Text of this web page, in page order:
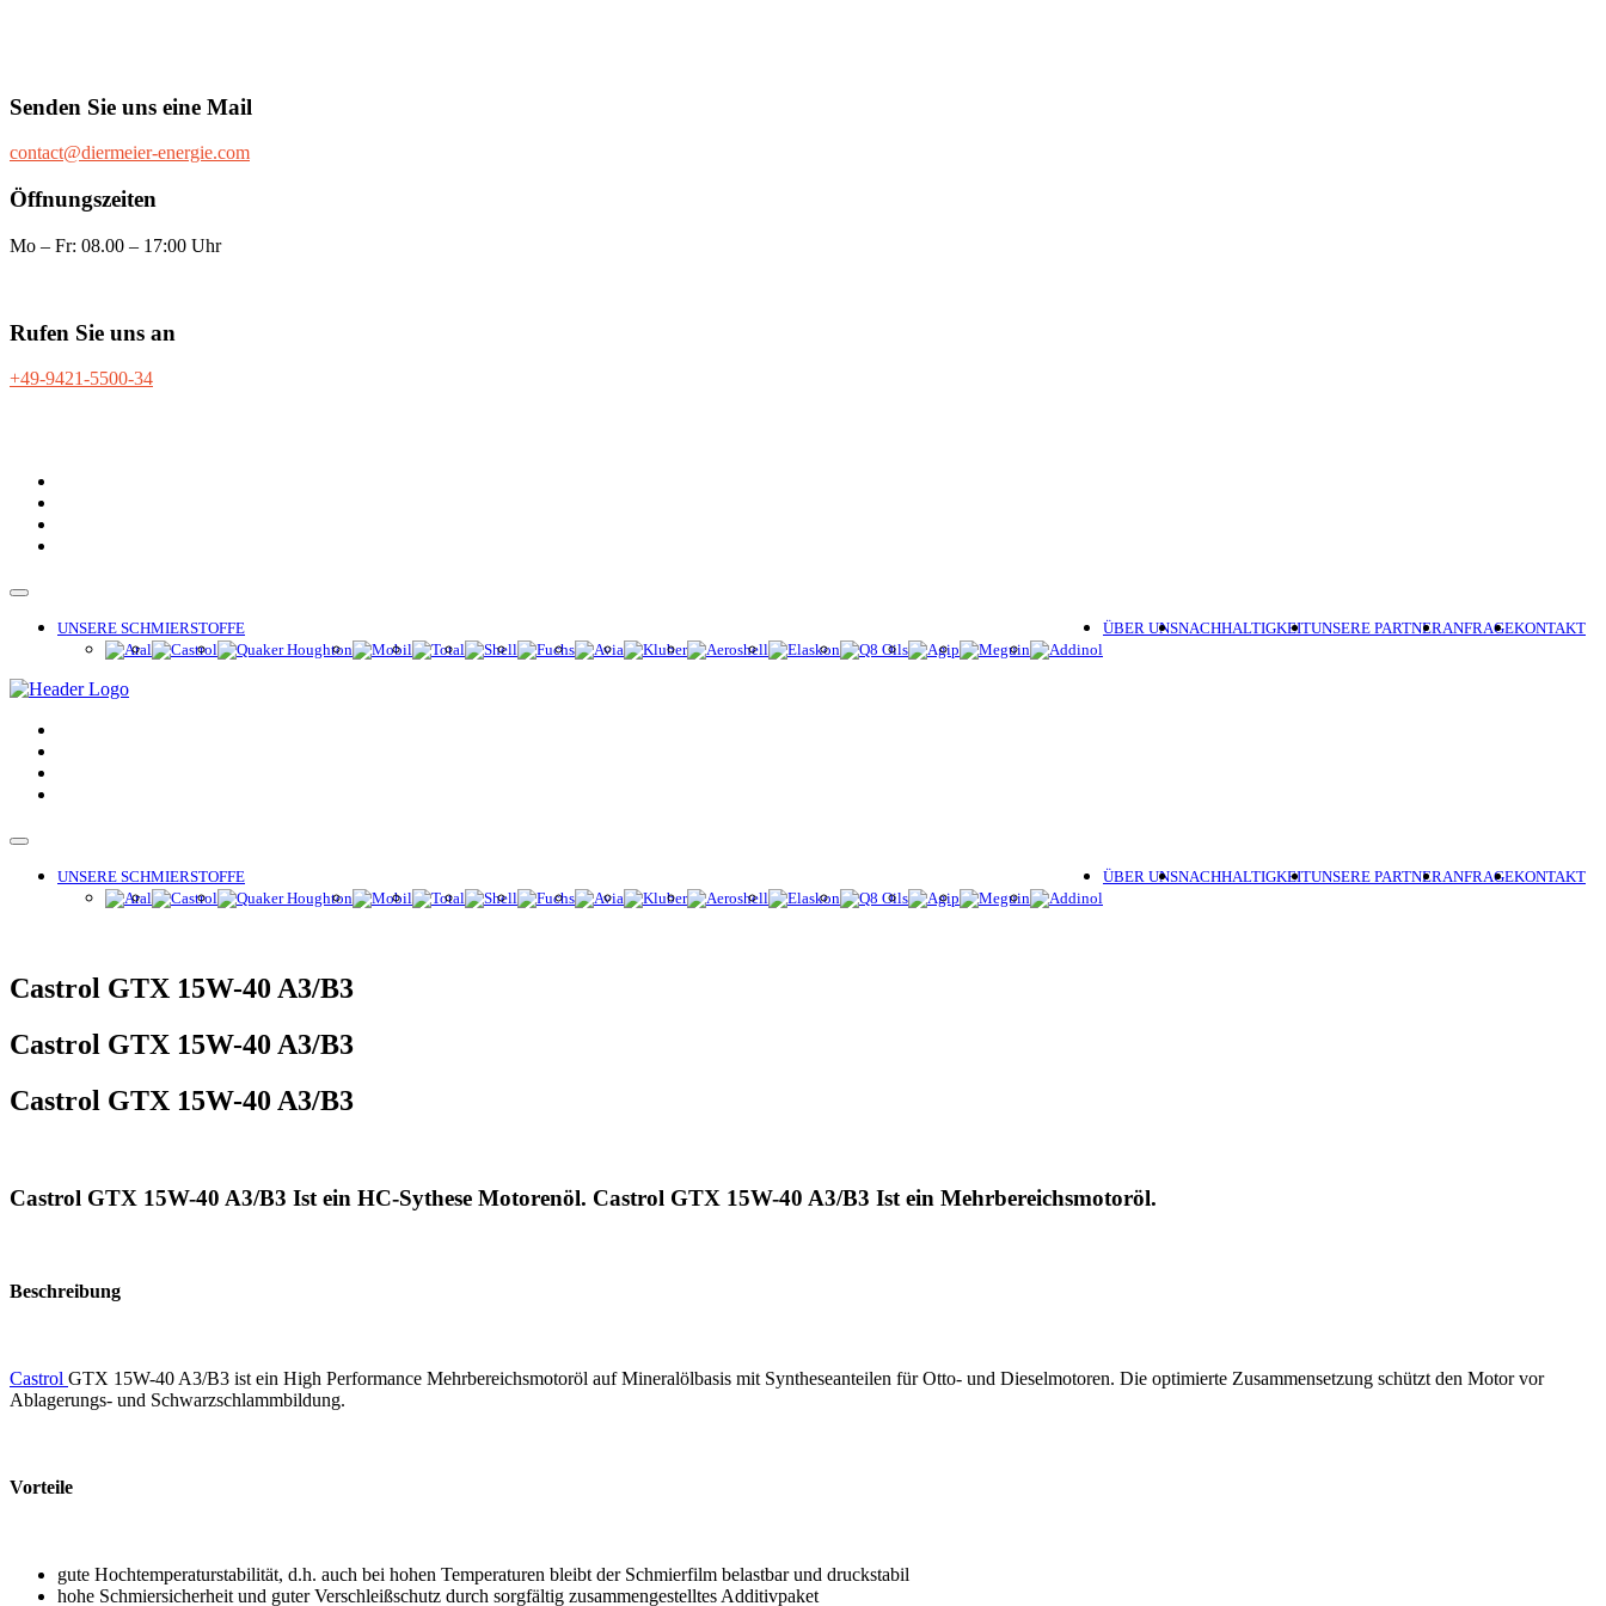
Senden Sie uns eine Mail
contact@diermeier-energie.com
Öffnungszeiten
Mo – Fr: 08.00 – 17:00 Uhr
Rufen Sie uns an
+49-9421-5500-34
UNSERE SCHMIERSTOFFE ÜBER UNSNACHHALTIGKEITUNSERE PARTNERANFRAGEKONTAKT
UNSERE SCHMIERSTOFFE ÜBER UNSNACHHALTIGKEITUNSERE PARTNERANFRAGEKONTAKT
Castrol GTX 15W-40 A3/B3
Castrol GTX 15W-40 A3/B3
Castrol GTX 15W-40 A3/B3
Castrol GTX 15W-40 A3/B3 Ist ein HC-Sythese Motorenöl. Castrol GTX 15W-40 A3/B3 Ist ein Mehrbereichsmotoröl.
Beschreibung
Castrol GTX 15W-40 A3/B3 ist ein High Performance Mehrbereichsmotoröl auf Mineralölbasis mit Syntheseanteilen für Otto- und Dieselmotoren. Die optimierte Zusammensetzung schützt den Motor vor
Ablagerungs- und Schwarzschlammbildung.
Vorteile
gute Hochtemperaturstabilität, d.h. auch bei hohen Temperaturen bleibt der Schmierfilm belastbar und druckstabil
hohe Schmiersicherheit und guter Verschleißschutz durch sorgfältig zusammengestelltes Additivpaket